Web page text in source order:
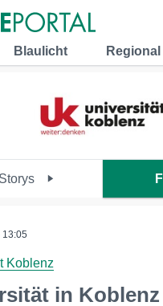
Blaulicht Regional
13:05
Koblenz
in